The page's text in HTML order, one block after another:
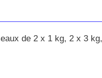
de 2 x 1 kg, 2 x 3